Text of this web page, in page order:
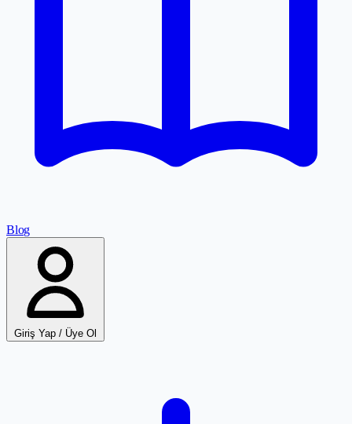
Blog
Giriş Yap / Üye Ol